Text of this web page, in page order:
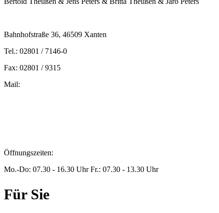
Bahnhofstraße 36, 46509 Xanten
Tel.: 02801 / 7146-0
Fax: 02801 / 9315
Mail:
Öffnungszeiten:
Mo.-Do: 07.30 - 16.30 Uhr Fr.: 07.30 - 13.30 Uhr
Für Sie